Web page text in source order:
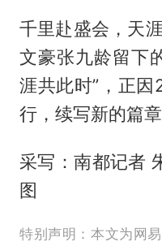
千里赴盛会，天
文豪张九龄留下
涯共此时”，正
行，续写新的篇章
采写：南都记者
图
特别声明：本文为网